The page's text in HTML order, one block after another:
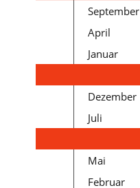
September
April
Januar
Dezember
Juli
Mai
Februar